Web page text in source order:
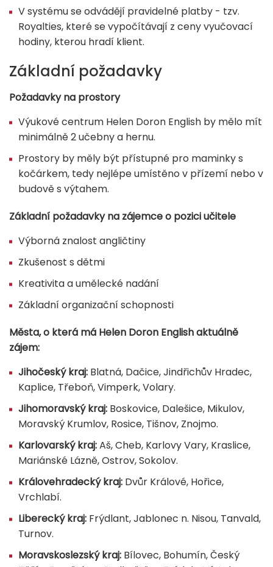
V systému se odvádějí pravidelné platby - tzv.
Royalties, které se vypočítávají z ceny vyučovací
hodiny, kterou hradí klient.
Základní požadavky
Požadavky na prostory
Výukové centrum Helen Doron English by mělo mít
minimálně 2 učebny a hernu.
Prostory by měly být přístupné pro maminky s
kočárkem, tedy nejlépe umístěno v přízemí nebo v
budově s výtahem.
Základní požadavky na zájemce o pozici učitele
Výborná znalost angličtiny
Zkušenost s dětmi
Kreativita a umělecké nadání
Základní organizační schopnosti
Města, o která má Helen Doron English aktuálně
zájem:
Jihočeský kraj: Blatná, Dačice, Jindřichův Hradec,
Kaplice, Třeboň, Vimperk, Volary.
Jihomoravský kraj: Boskovice, Dalešice, Mikulov,
Moravský Krumlov, Rosice, Tišnov, Znojmo.
Karlovarský kraj:Aš, Cheb, Karlovy Vary, Kraslice,
Mariánské Lázně, Ostrov, Sokolov.
Královehradecký kraj: Dvůr Králové, Hořice,
Vrchlabí.
Liberecký kraj: Frýdlant, Jablonec n. Nisou, Tanvald,
Turnov.
Moravskoslezský kraj: Bílovec, Bohumín, Český